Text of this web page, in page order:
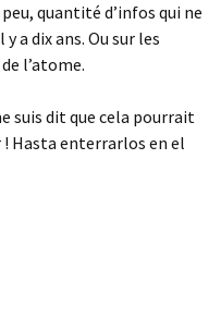
quantité d’infos qui ne
a dix ans. Ou sur les
l’atome.
suis dit que cela pourrait
! Hasta enterrarlos en el